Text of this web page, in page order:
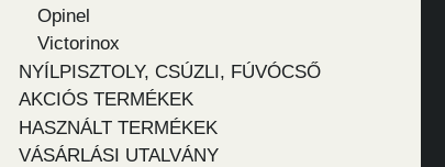
Opinel
Victorinox
NYÍLPISZTOLY, CSÚZLI, FÚVÓCSŐ
AKCIÓS TERMÉKEK
HASZNÁLT TERMÉKEK
VÁSÁRLÁSI UTALVÁNY